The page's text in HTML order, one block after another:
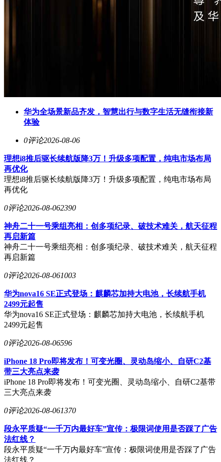
华为全场景新品齐发，智慧出行与数字生活无缝衔接新
体验
0评论2026-08-06
理想i8推后驱长续航版降3万！升级多项配置，纯电市场布局
再优化
理想i8推后驱长续航版降3万！升级多项配置，纯电市场布局
再优化
0评论2026-08-062390
神舟二十一号乘组亮相：创多项纪录、破技术难关，航天征程
再启新篇
神舟二十一号乘组亮相：创多项纪录、破技术难关，航天征程
再启新篇
0评论2026-08-061003
华为nova16 SE正式登场：麒麟芯加持大电池，长续航手机
2499元起售
华为nova16 SE正式登场：麒麟芯加持大电池，长续航手机
2499元起售
0评论2026-08-06596
iPhone 18 Pro即将发布！可变光圈、灵动岛缩小、自研C2基
带三大亮点来袭
iPhone 18 Pro即将发布！可变光圈、灵动岛缩小、自研C2基带
三大亮点来袭
0评论2026-08-061370
段永平质疑“一千万内最好车”宣传：极限词使用是否踩了广告
法红线？
段永平质疑“一千万内最好车”宣传：极限词使用是否踩了广告
法红线？